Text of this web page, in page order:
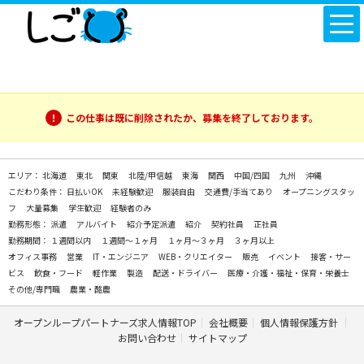
この仕事は既に削除されたか、募集を終了しております。
エリア： 北海道 東北 関東 北陸/甲信越 東海 関西 中国/四国 九州
沖縄
こだわり条件： 日払いOK 未経験歓迎 服装自由 交通費/手当てあり
オープニングスタッ
フ
大量募集 学生歓迎
経験者のみ
勤務形態： 派遣 アルバイト 紹介予定派遣 紹介 契約社員
正社員
勤務期間： １週間以内 １週間～１ヶ月 １ヶ月～３ヶ月
３ヶ月以上
オフィス事務
営業 IT・エンジニア WEB・クリエイター 販売 イベント
接客・サー
ビス
飲食・フード 軽作業 製造 配送・ドライバー
医療・介護・福祉・保育・栄養士
その他/専門職
農業・酪農
オープンループパートナーズ求人情報TOP 会社概要
個人情報保護方針
お問い合わせ
サイトマップ